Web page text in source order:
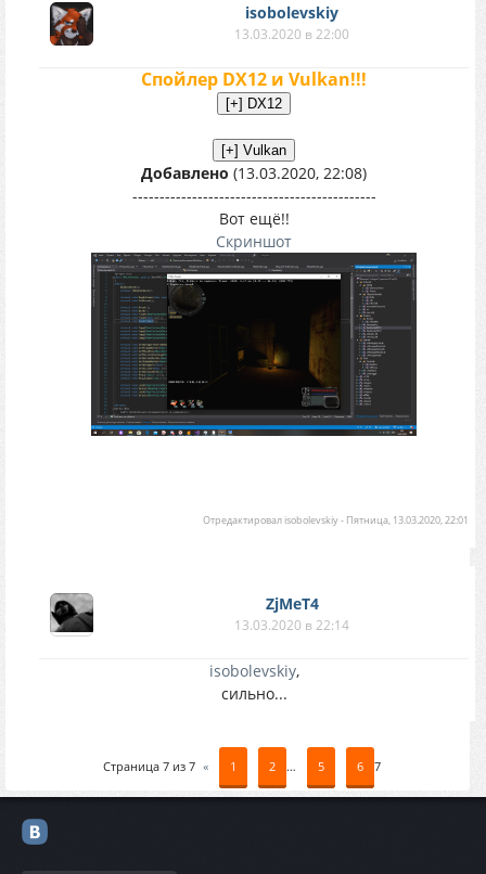
isobolevskiy
13.03.2020 в 22:00
Спойлер DX12 и Vulkan!!!
Добавлено (13.03.2020, 22:08)
---------------------------------------------
Вот ещё!!
Скриншот
Отредактировал isobolevskiy- Пятница, 13.03.2020, 22:01
ZjMeT4
13.03.2020 в 22:14
isobolevskiy,
сильно...
Страница 7из 7 « 1 2 … 5 6 7